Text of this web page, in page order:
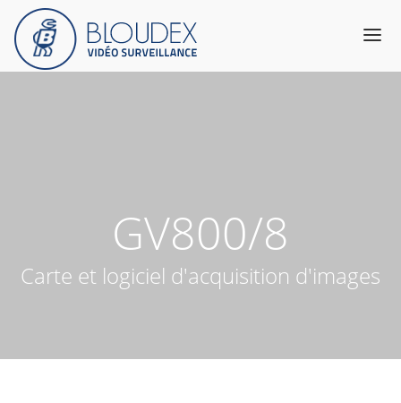
Support
GV800/8
Carte et logiciel d'acquisition d'images